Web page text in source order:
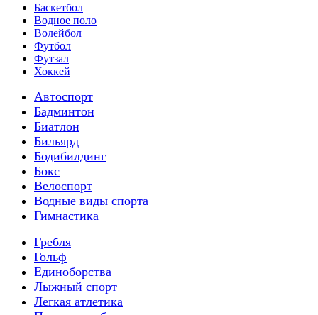
Баскетбол
Водное поло
Волейбол
Футбол
Футзал
Хоккей
Автоспорт
Бадминтон
Биатлон
Бильярд
Бодибилдинг
Бокс
Велоспорт
Водные виды спорта
Гимнастика
Гребля
Гольф
Единоборства
Лыжный спорт
Легкая атлетика